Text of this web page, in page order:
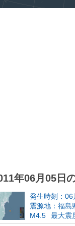
年06月05日
発生時刻：
震源地：福島
M4.5
最大震